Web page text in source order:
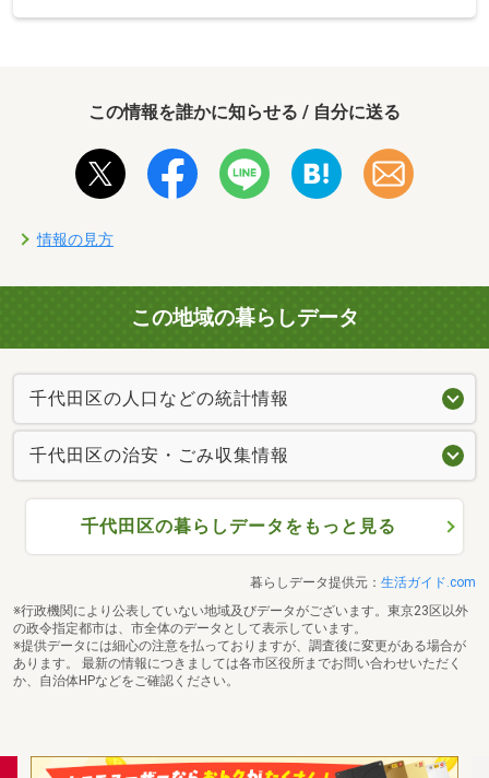
この情報を誰かに知らせる / 自分に送る
情報の見方
この地域の暮らしデータ
千代田区の人口などの統計情報
千代田区の治安・ごみ収集情報
千代田区の暮らしデータをもっと見る
暮らしデータ提供元： 生活ガイド.com
※行政機関により公表していない地域及びデータがございます。東京23区以外
の政令指定都市は、市全体のデータとして表示しています。
※提供データには細心の注意を払っておりますが、調査後に変更がある場合が
あります。 最新の情報につきましては各市区役所までお問い合わせいただく
か、自治体HPなどをご確認ください。